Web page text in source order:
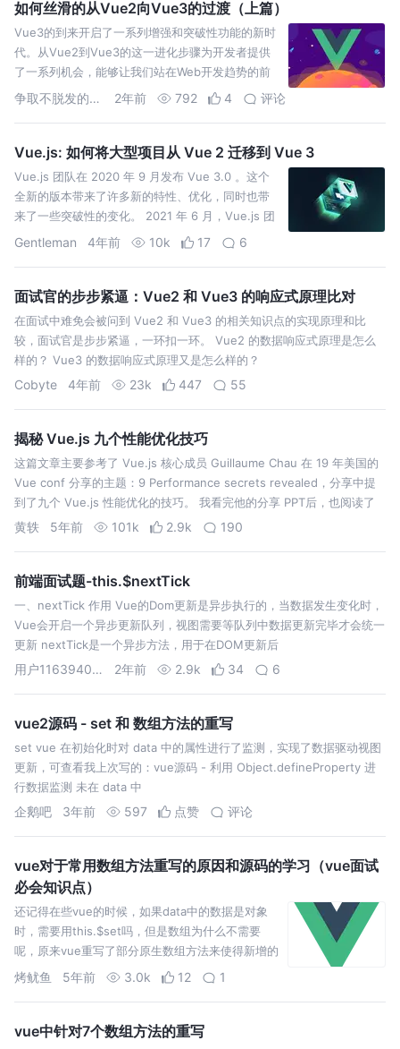
如何丝滑的从Vue2向Vue3的过渡（上篇）
Vue3的到来开启了一系列增强和突破性功能的新时
代。从Vue2到Vue3的这一进化步骤为开发者提供
了一系列机会，能够让我们站在Web开发趋势的前
沿，充分发挥这个卓越框架的潜力。今天我将与大
争取不脱发的程序猿 2年前 792 4 评论
Vue.js: 如何将大型项目从 Vue 2 迁移到 Vue 3
Vue.js 团队在 2020 年 9 月发布 Vue 3.0 。这个
全新的版本带来了许多新的特性、优化，同时也带
来了一些突破性的变化。 2021 年 6 月，Vue.js 团
队发布了 Vue 3.1
Gentleman 4年前 10k 17 6
面试官的步步紧逼：Vue2 和 Vue3 的响应式原理比对
在面试中难免会被问到 Vue2 和 Vue3 的相关知识点的实现原理和比
较，面试官是步步紧逼，一环扣一环。 Vue2 的数据响应式原理是怎么
样的？ Vue3 的数据响应式原理又是怎么样的？
Cobyte 4年前 23k 447 55
揭秘 Vue.js 九个性能优化技巧
这篇文章主要参考了 Vue.js 核心成员 Guillaume Chau 在 19 年美国的
Vue conf 分享的主题：9 Performance secrets revealed，分享中提
到了九个 Vue.js 性能优化的技巧。 我看完他的分享 PPT后，也阅读了
相关的项…
黄轶 5年前 101k 2.9k 190
前端面试题-this.$nextTick
一、nextTick 作用 Vue的Dom更新是异步执行的，当数据发生变化时，
Vue会开启一个异步更新队列，视图需要等队列中数据更新完毕才会统一
更新 nextTick是一个异步方法，用于在DOM更新后
用户1163940624778 2年前 2.9k 34 6
vue2源码 - set 和 数组方法的重写
set vue 在初始化时对 data 中的属性进行了监测，实现了数据驱动视图
更新，可查看我上次写的：vue源码 - 利用 Object.defineProperty 进
行数据监测 未在 data 中
企鹅吧 3年前 597 点赞 评论
vue对于常用数组方法重写的原因和源码的学习（vue面试
必会知识点）
还记得在些vue的时候，如果data中的数据是对象
时，需要用this.$set吗，但是数组为什么不需要
呢，原来vue重写了部分原生数组方法来使得新增的
数组元素能响应式更新，一起来看看吧~
烤鱿鱼 5年前 3.0k 12 1
vue中针对7个数组方法的重写